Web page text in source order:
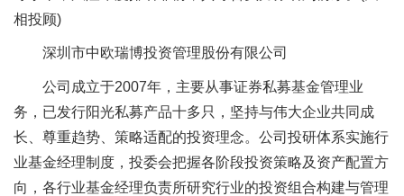
相投顾)
深圳市中欧瑞博投资管理股份有限公司
公司成立于2007年，主要从事证券私募基金管理业
务，已发行阳光私募产品十多只，坚持与伟大企业共同成
长、尊重趋势、策略适配的投资理念。公司投研体系实施行
业基金经理制度，投委会把握各阶段投资策略及资产配置方
向，各行业基金经理负责所研究行业的投资组合构建与管理